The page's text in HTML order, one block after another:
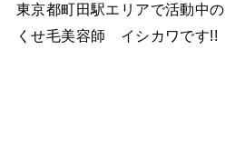
東京都町田駅エリアで活動中の
くせ毛美容師 イシカワです!!